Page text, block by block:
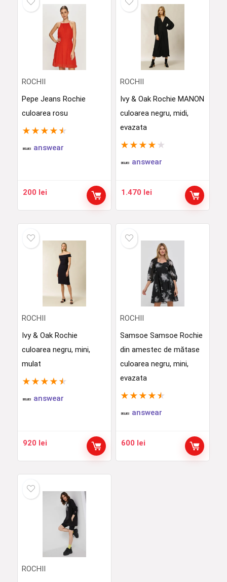
ROCHII
Pepe Jeans Rochie
culoarea rosu
★ ★ ★ ★ ★
answear
200 lei
ROCHII
Ivy & Oak Rochie MANON
culoarea negru, midi,
evazata
★ ★ ★ ★ ★
answear
1.470 lei
ROCHII
Ivy & Oak Rochie
culoarea negru, mini,
mulat
★ ★ ★ ★ ★
answear
920 lei
ROCHII
Samsoe Samsoe Rochie
din amestec de mătase
culoarea negru, mini,
evazata
★ ★ ★ ★ ★
answear
600 lei
ROCHII